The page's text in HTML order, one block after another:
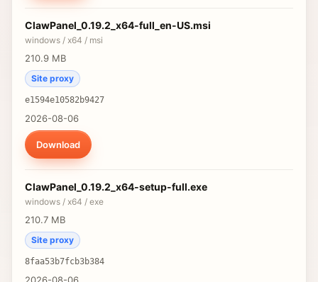
ClawPanel_0.19.2_x64-full_en-US.msi
windows / x64 / msi
210.9 MB
Site proxy
e1594e10582b9427
2026-08-06
Download
ClawPanel_0.19.2_x64-setup-full.exe
windows / x64 / exe
210.7 MB
Site proxy
8faa53b7fcb3b384
2026-08-06